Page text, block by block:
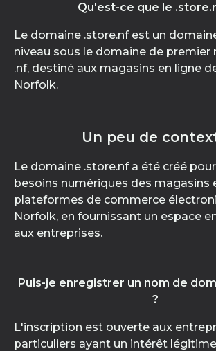
Qu'est-ce que le
Le domaine .store.nf est un
niveau sous le domaine de premier
.nf, destiné aux magasins en ligne
Norfolk.
Un peu de
Le domaine .store.nf a été créé
besoins numériques des magasins
plateformes de commerce
Norfolk, en fournissant un espace
aux entreprises.
Puis-je enregistrer un nom de
?
L'inscription est ouverte aux
particuliers ayant un intérêt